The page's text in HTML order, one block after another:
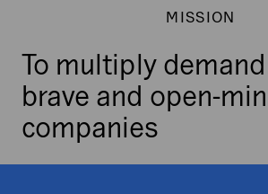
MISSION
To multiply
brave and open-
companies